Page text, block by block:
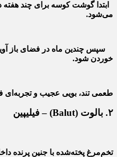
ابتدا گوشت کوسه برای چند
می‌شود.
سپس چندین ماه در فضای باز
خوردن شود.
طعمی تند، بویی عجیب و
۲. بالوت (Balut) – فیلیپین
تخم‌مرغ پخته‌شده با جنین پرنده